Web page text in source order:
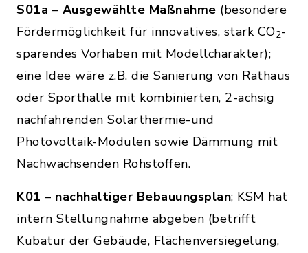
S01a – Ausgewählte Maßnahme (besondere
Fördermöglichkeit für innovatives, stark CO2-
sparendes Vorhaben mit Modellcharakter);
eine Idee wäre z.B. die Sanierung von Rathaus
oder Sporthalle mit kombinierten, 2-achsig
nachfahrenden Solarthermie-und
Photovoltaik-Modulen sowie Dämmung mit
Nachwachsenden Rohstoffen.
K01 – nachhaltiger Bebauungsplan; KSM hat
intern Stellungnahme abgeben (betrifft
Kubatur der Gebäude, Flächenversiegelung,